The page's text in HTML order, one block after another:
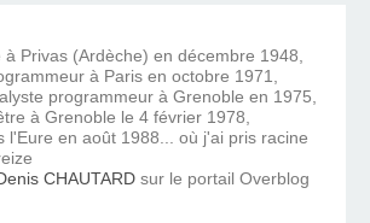
à Privas (Ardèche) en décembre 1948,
à Paris en octobre 1971,
programmeur à Grenoble en 1975,
à Grenoble le 4 février 1978,
l'Eure en août 1988... où j'ai pris racine
CHAUTARD sur le portail Overblog